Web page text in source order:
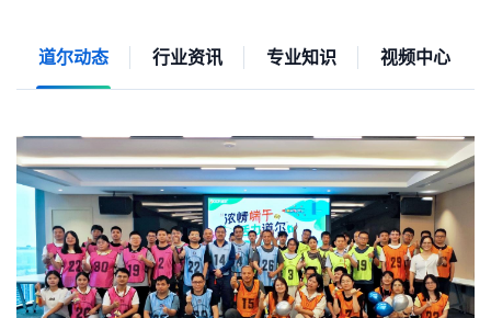
道尔动态 行业资讯 专业知识 视频中心